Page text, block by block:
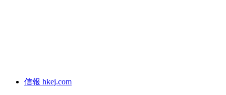
信報 hkej.com